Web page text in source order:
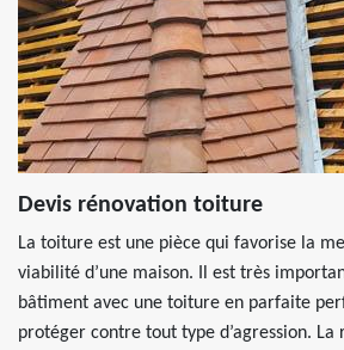
Devis rénovation toiture
La toiture est une pièce qui favorise la
viabilité d’une maison. Il est très
bâtiment avec une toiture en parfaite
protéger contre tout type d’agression. La